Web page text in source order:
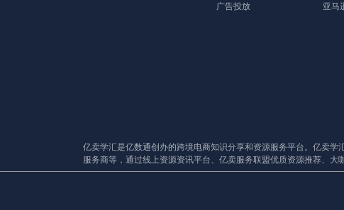
广告投放
亚马
亿卖学汇是亿数通创办的跨境电商知识分享和资源服务平台。亿卖
服务商等，通过线上资源资讯平台、亿卖服务联盟优质资源推荐、